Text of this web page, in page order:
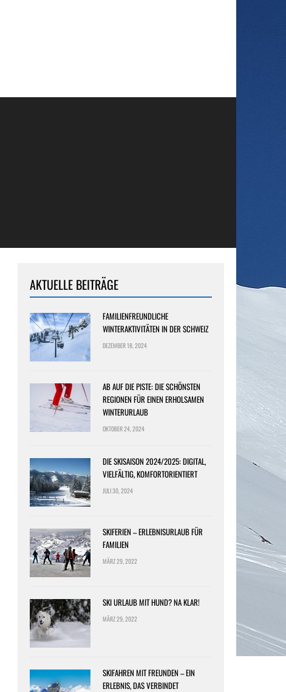
AKTUELLE BEITRÄGE
FAMILIENFREUNDLICHE
WINTERAKTIVITÄTEN IN DER SCHWEIZ
DEZEMBER 18, 2024
AB AUF DIE PISTE: DIE SCHÖNSTEN
REGIONEN FÜR EINEN ERHOLSAMEN
WINTERURLAUB
OKTOBER 24, 2024
DIE SKISAISON 2024/2025: DIGITAL,
VIELFÄLTIG, KOMFORTORIENTIERT
JULI 30, 2024
SKIFERIEN – ERLEBNISURLAUB FÜR
FAMILIEN
MÄRZ 29, 2022
SKI URLAUB MIT HUND? NA KLAR!
MÄRZ 29, 2022
SKIFAHREN MIT FREUNDEN – EIN
ERLEBNIS, DAS VERBINDET